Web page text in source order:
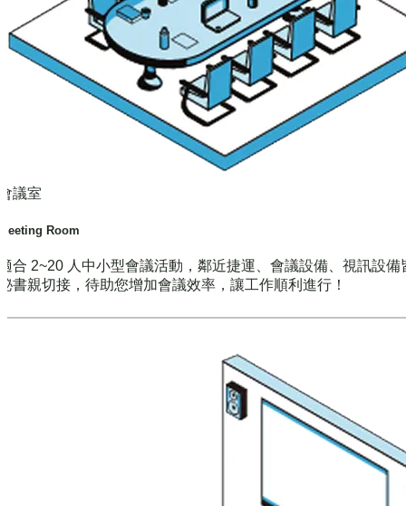
議室
Room
合 2~20 人中小型會議活動，鄰近捷運、會議設備、視訊設備
書親切接，待助您增加會議效率，讓工作順利進行！